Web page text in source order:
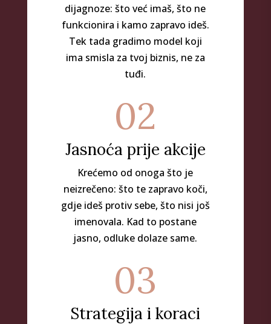
dijagnoze: što već imaš, što ne
funkcionira i kamo zapravo ideš.
Tek tada gradimo model koji
ima smisla za tvoj biznis, ne za
tuđi.
02
Jasnoća prije akcije
Krećemo od onoga što je
neizrečeno: što te zapravo koči,
gdje ideš protiv sebe, što nisi još
imenovala. Kad to postane
jasno, odluke dolaze same.
03
Strategija i koraci